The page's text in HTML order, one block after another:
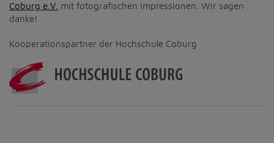
Coburg e.V. mit fotografischen Impressionen. Wir sagen
danke!
Kooperationspartner der Hochschule Coburg